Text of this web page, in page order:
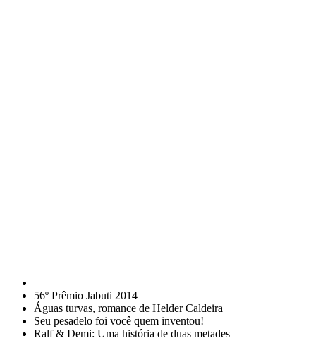
56º Prêmio Jabuti 2014
Águas turvas, romance de Helder Caldeira
Seu pesadelo foi você quem inventou!
Ralf & Demi: Uma história de duas metades